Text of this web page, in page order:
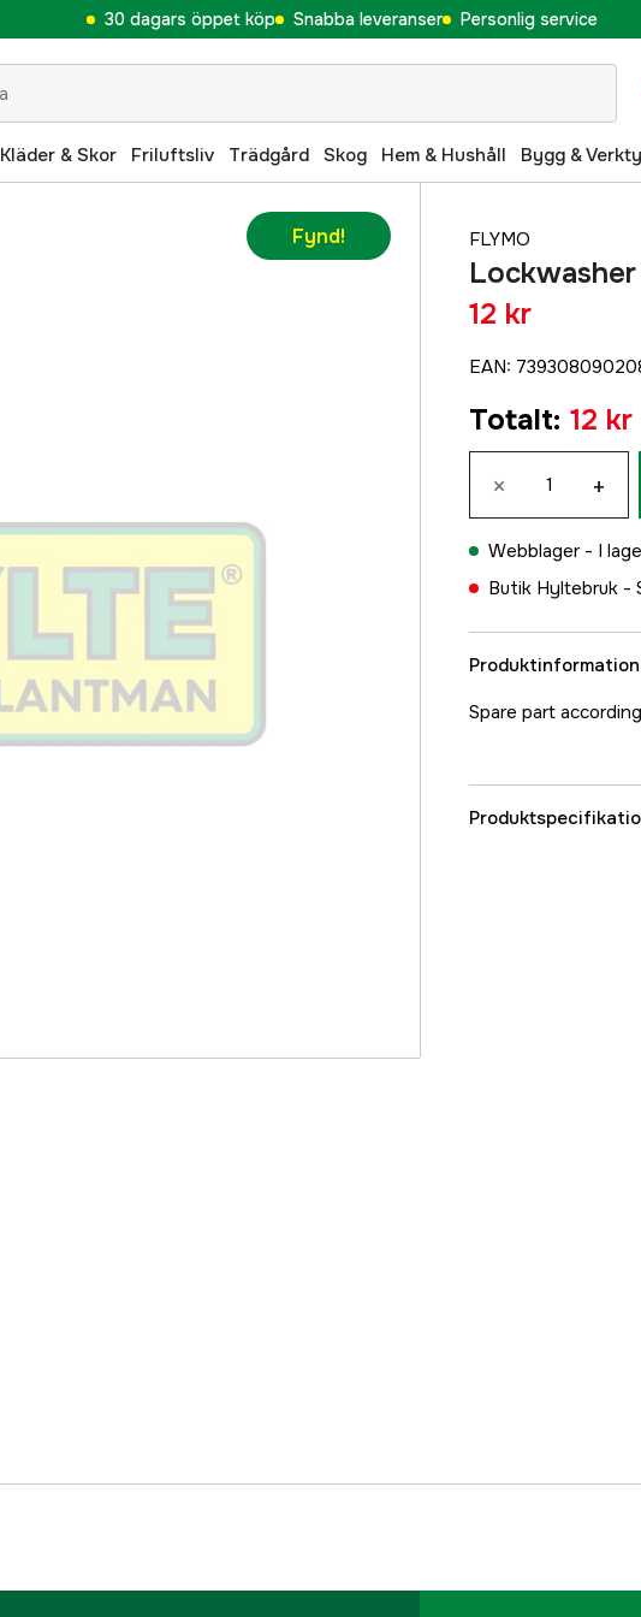
30 dagars öppet köp Snabba leveranser Personlig service
Kläder & Skor Friluftsliv Trädgård Skog Hem & Hushåll Bygg &
Fynd! FLYMO
Lockwasher
12 kr
EAN:
Totalt: 12 kr
× +
Webblager - I
Butik Hyltebruk -
Produktinformation
Spare part